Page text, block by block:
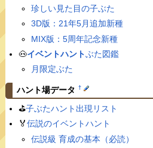
珍しい見た目の子ぶた
3D版：21年5月追加新種
MIX版：5周年記念新種
🐽イベントハントぶた図鑑
月限定ぶた
ハント場データ †
⛳️子ぶたハント出現リスト
🏅伝説のイベントハント
伝説級 育成の基本（必読）